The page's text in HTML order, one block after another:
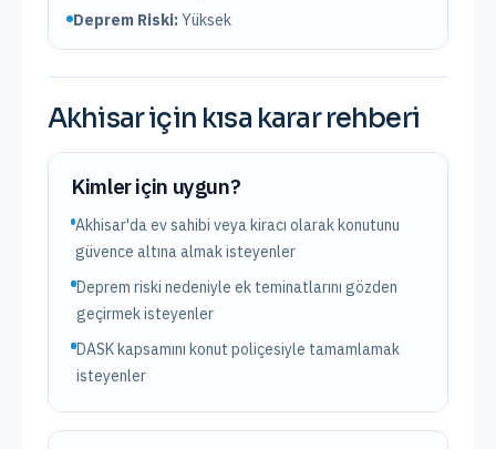
Deprem Riski:Yüksek
Akhisariçin kısa karar rehberi
Kimler için uygun?
Akhisar'da ev sahibi veya kiracı olarak konutunu
güvence altına almak isteyenler
Deprem riski nedeniyle ek teminatlarını gözden
geçirmek isteyenler
DASK kapsamını konut poliçesiyle tamamlamak
isteyenler